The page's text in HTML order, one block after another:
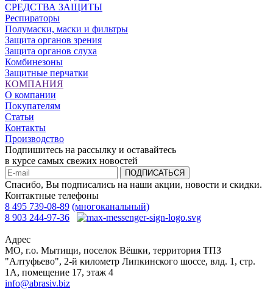
СРЕДСТВА ЗАЩИТЫ
Респираторы
Полумаски, маски и фильтры
Защита органов зрения
Защита органов слуха
Комбинезоны
Защитные перчатки
КОМПАНИЯ
О компании
Покупателям
Статьи
Контакты
Производство
Подпишитесь на рассылку и оставайтесь
в курсе самых свежих новостей
ПОДПИСАТЬСЯ
Спасибо, Вы подписались на наши акции, новости и скидки.
Контактные телефоны
8 495 739-08-89 (многоканальный)
8 903 244-97-36
Адрес
МО, г.о. Мытищи, поселок Вёшки, территория ТПЗ
"Алтуфьево", 2-й километр Липкинского шоссе, влд. 1, стр.
1A, помещение 17, этаж 4
info@abrasiv.biz